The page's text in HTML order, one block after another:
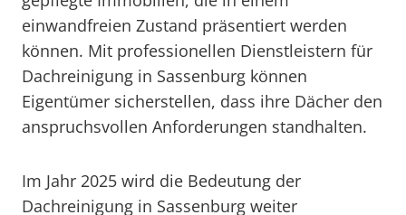
einwandfreien Zustand präsentiert werden
können. Mit professionellen Dienstleistern für
Dachreinigung in Sassenburg können
Eigentümer sicherstellen, dass ihre Dächer den
anspruchsvollen Anforderungen standhalten.
Im Jahr 2025 wird die Bedeutung der
Dachreinigung in Sassenburg weiter